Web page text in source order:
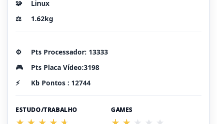
🧩
Linux
⚖️
1.62kg
⚙️
Pts Processador: 13333
🎮
Pts Placa Vídeo:3198
⚡
Kb Pontos : 12744
ESTUDO/TRABALHO GAMES